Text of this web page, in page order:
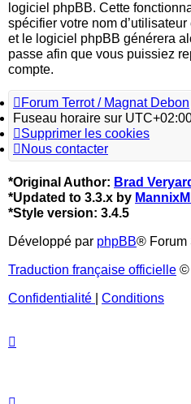
logiciel phpBB. Cette
spécifier votre nom
et le logiciel phpBB générera
passe afin que vous puissiez
compte.
Forum Terrot / Magnat Debon
Fuseau horaire sur
Supprimer les cookies
Nous contacter
*Original Author: Brad
*Updated to 3.3.x by
*Style version: 3.4.5
Développé par phpBB® Forum
Traduction française officielle ©
Confidentialité Conditions